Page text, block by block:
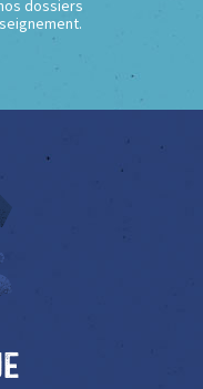
dossiers